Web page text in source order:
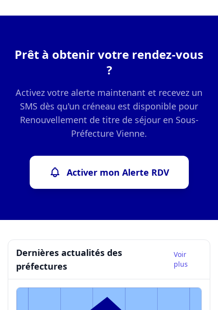
Prêt à obtenir votre rendez-vous
?
Activez votre alerte maintenant et recevez un
SMS dès qu'un créneau est disponible pour
Renouvellement de titre de séjour en Sous-
Préfecture Vienne.
Activer mon Alerte RDV
Dernières actualités des
préfectures
Voir
plus